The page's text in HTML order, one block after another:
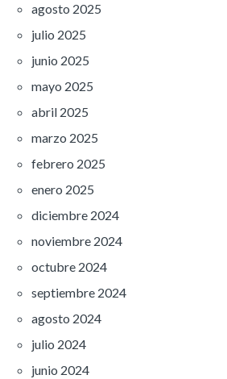
agosto 2025
julio 2025
junio 2025
mayo 2025
abril 2025
marzo 2025
febrero 2025
enero 2025
diciembre 2024
noviembre 2024
octubre 2024
septiembre 2024
agosto 2024
julio 2024
junio 2024